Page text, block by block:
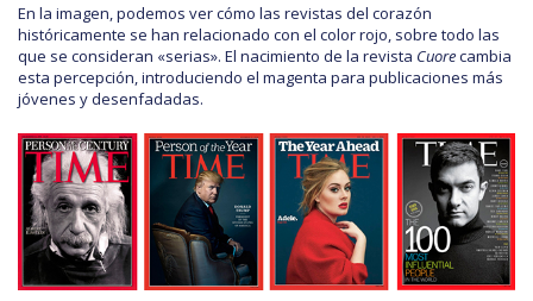
En la imagen, podemos ver cómo las revistas del corazón
históricamente se han relacionado con el color rojo, sobre todo las
que se consideran «serias». El nacimiento de la revista Cuorecambia
esta percepción, introduciendo el magenta para publicaciones más
jóvenes y desenfadadas.